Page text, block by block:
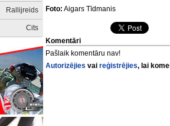
Rallijreids
Cits
Foto: Aigars Tīdmanis
Komentāri
Pašlaik komentāru nav!
Autorizējies vaireģistrējies, lai